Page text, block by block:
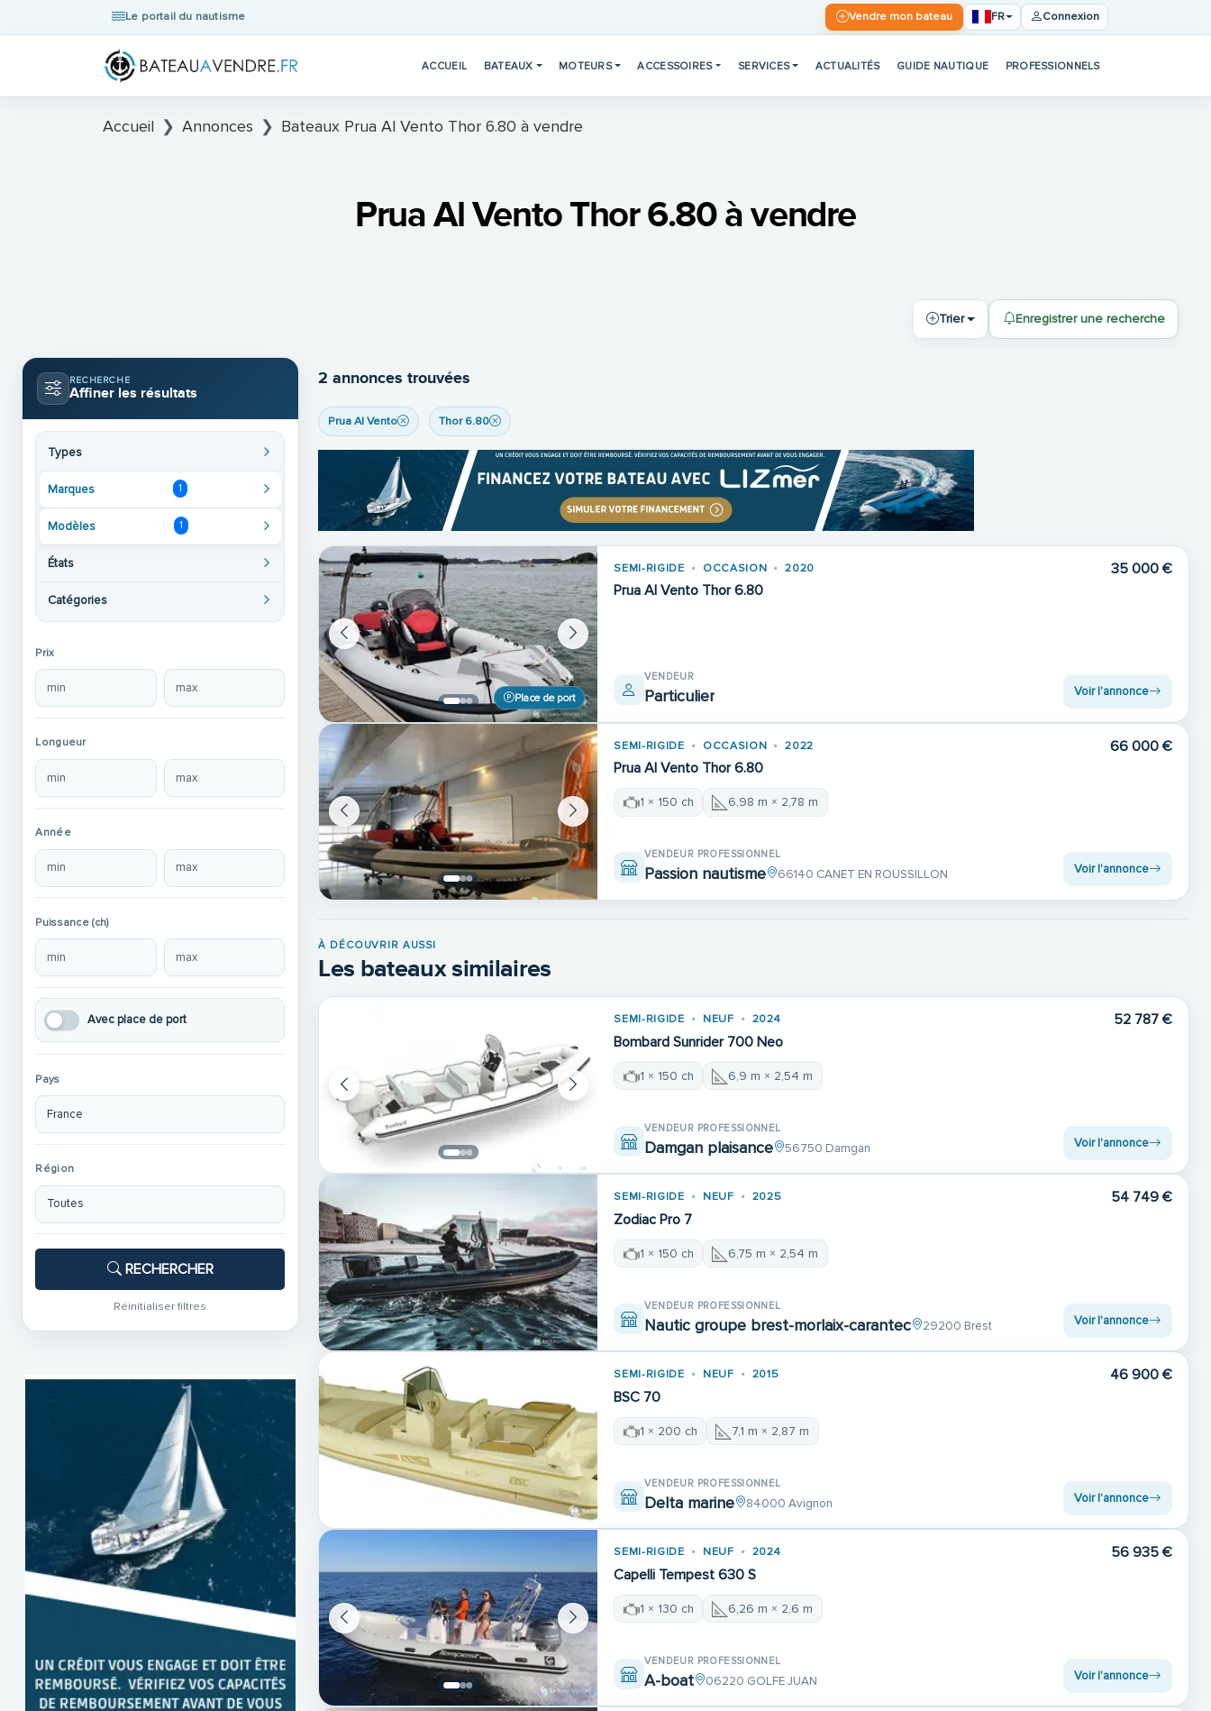
Le portail du nautisme Vendre mon bateau FR Connexion
ACCUEIL BATEAUX MOTEURS ACCESSOIRES SERVICES ACTUALITÉS GUIDE NAUTIQUE PROFESSIONNELS
Accueil Annonces Bateaux Prua Al Vento Thor 6.80 à vendre
Prua Al Vento Thor 6.80 à vendre
Trier Enregistrer une recherche
RECHERCHE
Affiner les résultats
Types
Marques 1
Modèles 1
États
Catégories
Prix
Longueur
Année
Puissance (ch)
Avec place de port
Pays
Région
RECHERCHER
Réinitialiser filtres
2 annonces trouvées
Prua Al Vento Thor 6.80
Place de port
SEMI-RIGIDE OCCASION 2020
Prua Al Vento Thor 6.80
35 000 €
VENDEUR
Particulier Voir l'annonce
SEMI-RIGIDE OCCASION 2022
Prua Al Vento Thor 6.80
66 000 €
1 × 150 ch 6,98 m × 2,78 m
VENDEUR PROFESSIONNEL
Passion nautisme 66140 CANET EN ROUSSILLON Voir l'annonce
À DÉCOUVRIR AUSSI
Les bateaux similaires
SEMI-RIGIDE NEUF 2024
Bombard Sunrider 700 Neo
52 787 €
1 × 150 ch 6,9 m × 2,54 m
VENDEUR PROFESSIONNEL
Damgan plaisance 56750 Damgan Voir l'annonce
SEMI-RIGIDE NEUF 2025
Zodiac Pro 7
54 749 €
1 × 150 ch 6,75 m × 2,54 m
VENDEUR PROFESSIONNEL
Nautic groupe brest-morlaix-carantec 29200 Brest Voir l'annonce
SEMI-RIGIDE NEUF 2015
BSC 70
46 900 €
1 × 200 ch 7,1 m × 2,87 m
VENDEUR PROFESSIONNEL
Delta marine 84000 Avignon Voir l'annonce
SEMI-RIGIDE NEUF 2024
Capelli Tempest 630 S
56 935 €
1 × 130 ch 6,26 m × 2,6 m
VENDEUR PROFESSIONNEL
A-boat 06220 GOLFE JUAN Voir l'annonce